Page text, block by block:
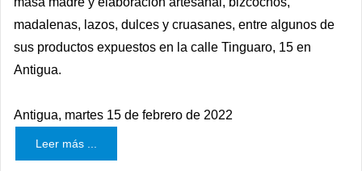
madalenas, lazos, dulces y cruasanes, entre algunos de
sus productos expuestos en la calle Tinguaro, 15 en
Antigua.
Antigua, martes 15 de febrero de 2022
Leer más ...